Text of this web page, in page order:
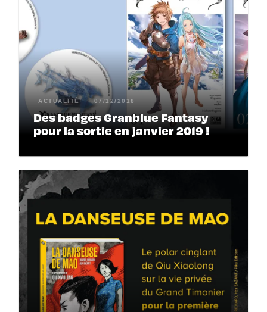
ACTUALITÉ 07/12/2018
Des badges Granblue Fantasy
pour la sortie en janvier 2019 !